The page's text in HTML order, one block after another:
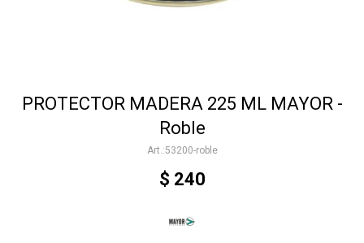
PROTECTOR MADERA 225 ML MAYOR -
Roble
53200-roble
$ 240
Varios